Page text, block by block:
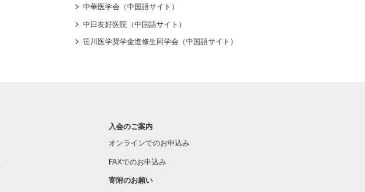
中華医学会（中国語サイト）
中日友好医院（中国語サイト）
笹川医学奨学金進修生同学会（中国語サイト）
入会のご案内
オンラインでのお申込み
FAXでのお申込み
寄附のお願い